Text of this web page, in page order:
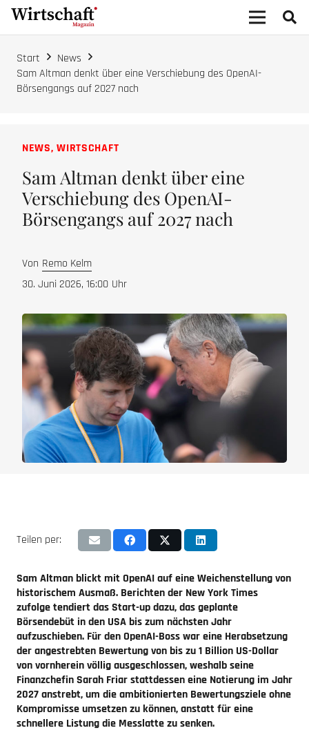
Start
News
Sam Altman denkt über eine Verschiebung des OpenAI-
Börsengangs auf 2027 nach
NEWS,WIRTSCHAFT
Sam Altman denkt über eine
Verschiebung des OpenAI-
Börsengangs auf 2027 nach
Von Remo Kelm
30. Juni 2026, 16:00 Uhr
Teilen per:
Sam Altman blickt mit OpenAI auf eine Weichenstellung von
historischem Ausmaß. Berichten der New York Times
zufolge tendiert das Start-up dazu,das geplante
Börsendebüt in den USA bis zum nächsten Jahr
aufzuschieben. Für den OpenAI-Boss war eine Herabsetzung
der angestrebten Bewertung von bis zu 1 Billion US-Dollar
von vornherein völlig ausgeschlossen, weshalb seine
Finanzchefin Sarah Friar stattdessen eine Notierung im Jahr
2027 anstrebt,um die ambitionierten Bewertungsziele ohne
Kompromisse umsetzen zu können,anstatt für eine
schnellere Listung die Messlatte zu senken.